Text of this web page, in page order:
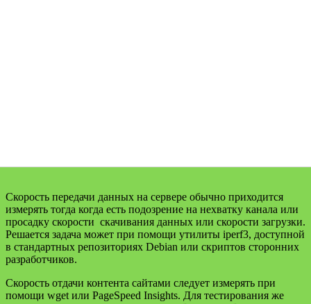
Скорость передачи данных на сервере обычно приходится
измерять тогда когда есть подозрение на нехватку канала или
просадку скорости скачивания данных или скорости загрузки.
Решается задача может при помощи утилиты iperf3, доступной
в стандартных репозиториях Debian или скриптов сторонних
разработчиков.
Скорость отдачи контента сайтами следует измерять при
помощи wget или PageSpeed Insights. Для тестирования же